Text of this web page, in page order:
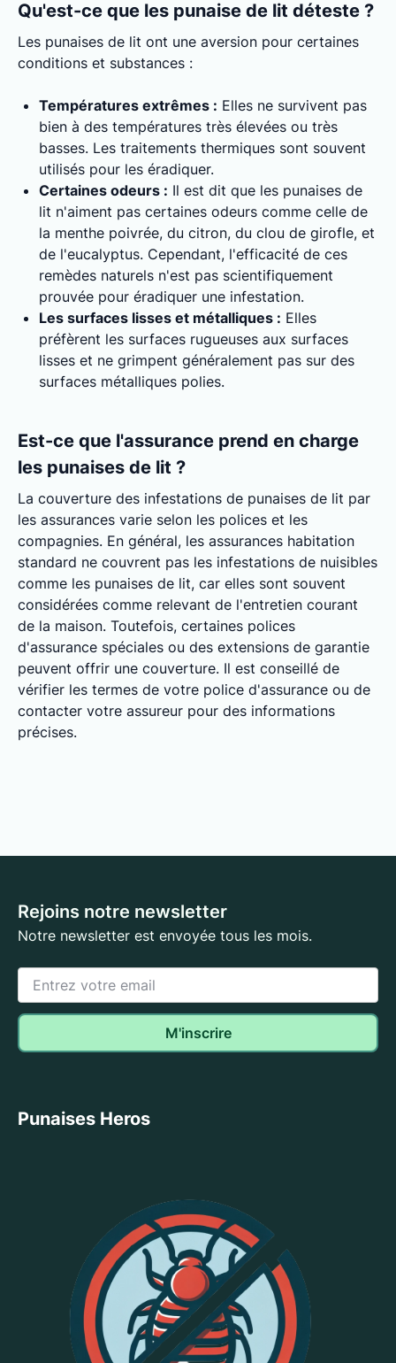
Qu'est-ce que les punaise de lit déteste ?
Les punaises de lit ont une aversion pour certaines
conditions et substances :
Températures extrêmes : Elles ne survivent pas
bien à des températures très élevées ou très
basses. Les traitements thermiques sont souvent
utilisés pour les éradiquer.
Certaines odeurs : Il est dit que les punaises de
lit n'aiment pas certaines odeurs comme celle de
la menthe poivrée, du citron, du clou de girofle, et
de l'eucalyptus. Cependant, l'efficacité de ces
remèdes naturels n'est pas scientifiquement
prouvée pour éradiquer une infestation.
Les surfaces lisses et métalliques : Elles
préfèrent les surfaces rugueuses aux surfaces
lisses et ne grimpent généralement pas sur des
surfaces métalliques polies.
Est-ce que l'assurance prend en charge
les punaises de lit ?
La couverture des infestations de punaises de lit par
les assurances varie selon les polices et les
compagnies. En général, les assurances habitation
standard ne couvrent pas les infestations de nuisibles
comme les punaises de lit, car elles sont souvent
considérées comme relevant de l'entretien courant
de la maison. Toutefois, certaines polices
d'assurance spéciales ou des extensions de garantie
peuvent offrir une couverture. Il est conseillé de
vérifier les termes de votre police d'assurance ou de
contacter votre assureur pour des informations
précises.
Rejoins notre newsletter
Notre newsletter est envoyée tous les mois.
Punaises Heros